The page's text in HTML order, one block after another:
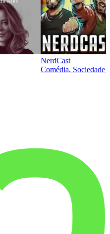
NerdCast
Comédia, Sociedade